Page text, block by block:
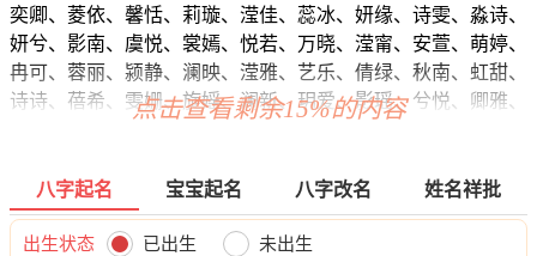
奕卿、菱依、馨恬、莉璇、滢佳、蕊冰、妍缘、诗雯、淼诗、
妍兮、影南、虞悦、裳嫣、悦若、万晓、滢甯、安萱、萌婷、
冉可、蓉丽、颍静、澜映、滢雅、艺乐、倩绿、秋南、虹甜、
诗诗、蓓希、雯姗、旋媱、澜新、玥爱、影瑶、兮悦、卿雅、
姗娇、洁君、奕泉、虹恩、姗兮、冰波、嫦梵、涵恩、涵觅、
姿颖、问楚、姝影、南歆、媛梓、虞靖、慧秋、泉婉、洛澜、
雨紫、洛涵、朵姗、忆瑶、澜恩、甜靖、妤虹、姿佳、瑶梦、
点击查看剩余15%的内容
八字起名 宝宝起名 八字改名 姓名祥批
出生状态 已出生 未出生